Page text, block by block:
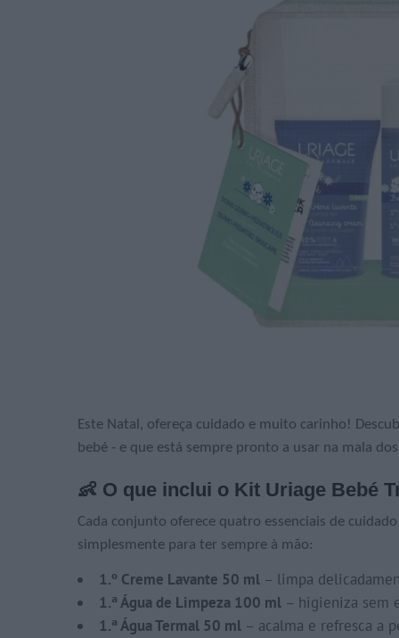
Este Natal, ofereça cuidado e muito carinho!
bebé - e que está sempre pronto a usar na mala
👶 O que inclui o Kit Uriage Bebé
Cada conjunto oferece quatro essenciais de
simplesmente para ter sempre à mão:
1.º Creme Lavante 50 ml – limpa
1.ª Água de Limpeza 100 ml – higieniza sem
1.ª Água Termal 50 ml – acalma e refresca a